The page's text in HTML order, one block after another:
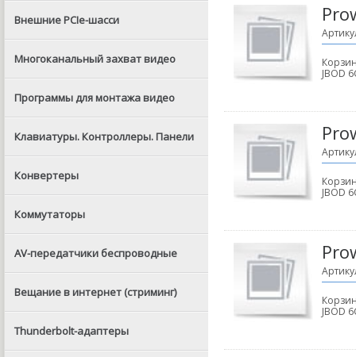
Внешние PCIe-шасси
Многоканальный захват видео
Программы для монтажа видео
Клавиатуры. Контроллеры. Панели
Конвертеры
Коммутаторы
AV-передатчики беспроводные
Вещание в интернет (стриминг)
Thunderbolt-адаптеры
JBOD
JBOD
JBOD